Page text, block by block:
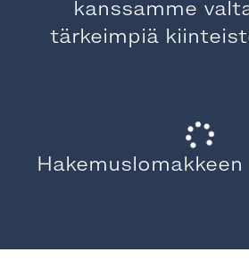
kanssamme
tärkeimpiä